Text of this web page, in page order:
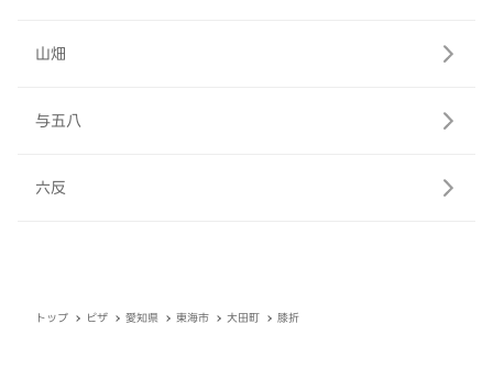
山畑
与五八
六反
トップ ピザ 愛知県 東海市 大田町 膝折